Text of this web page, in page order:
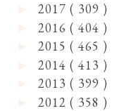
2017 ( 309 )
2016 ( 404 )
2015 ( 465 )
2014 ( 413 )
2013 ( 399 )
2012 ( 358 )